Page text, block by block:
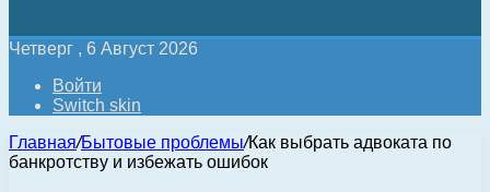
Четверг , 6 Август 2026
Войти
Switch skin
Главная/Бытовые проблемы/Как выбрать адвоката по
банкротству и избежать ошибок